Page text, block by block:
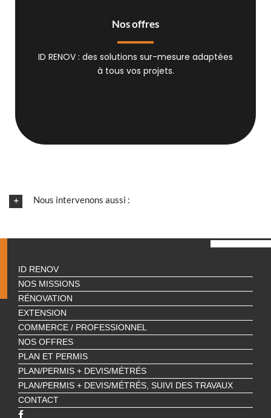
Nos offres
ID RENOV : des solutions sur-mesure adaptées
à tous vos projets.
Nous intervenons aussi :
ID RENOV
NOS MISSIONS
RÉNOVATION
EXTENSION
COMMERCE / PROFESSIONNEL
NOS OFFRES
PLAN ET PERMIS
PLAN/PERMIS + DEVIS/MÉTRÉS
PLAN/PERMIS + DEVIS/MÉTRÉS, SUIVI DES TRAVAUX
CONTACT